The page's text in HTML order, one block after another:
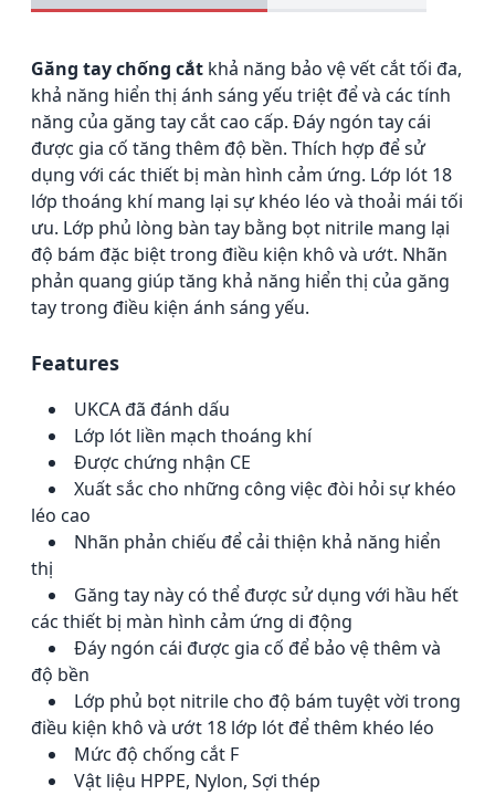
Găng tay chống cắt khả năng bảo vệ vết cắt tối đa,
khả năng hiển thị ánh sáng yếu triệt để và các tính
năng của găng tay cắt cao cấp. Đáy ngón tay cái
được gia cố tăng thêm độ bền. Thích hợp để sử
dụng với các thiết bị màn hình cảm ứng. Lớp lót 18
lớp thoáng khí mang lại sự khéo léo và thoải mái tối
ưu. Lớp phủ lòng bàn tay bằng bọt nitrile mang lại
độ bám đặc biệt trong điều kiện khô và ướt. Nhãn
phản quang giúp tăng khả năng hiển thị của găng
tay trong điều kiện ánh sáng yếu.
Features
UKCA đã đánh dấu
Lớp lót liền mạch thoáng khí
Được chứng nhận CE
Xuất sắc cho những công việc đòi hỏi sự khéo
léo cao
Nhãn phản chiếu để cải thiện khả năng hiển
thị
Găng tay này có thể được sử dụng với hầu hết
các thiết bị màn hình cảm ứng di động
Đáy ngón cái được gia cố để bảo vệ thêm và
độ bền
Lớp phủ bọt nitrile cho độ bám tuyệt vời trong
điều kiện khô và ướt 18 lớp lót để thêm khéo léo
Mức độ chống cắt F
Vật liệu HPPE, Nylon, Sợi thép